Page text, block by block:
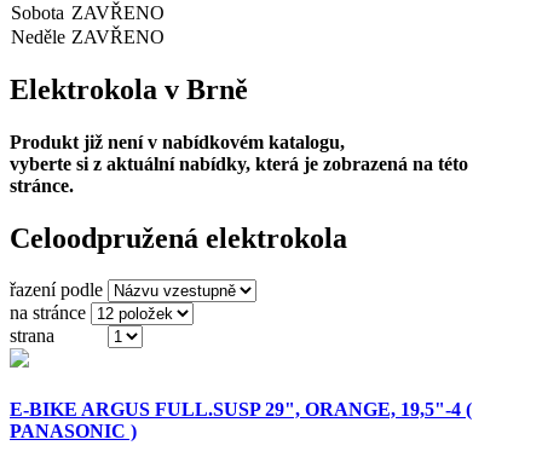
Sobota ZAVŘENO
Neděle ZAVŘENO
Elektrokola v Brně
Produkt již není v nabídkovém katalogu,
vyberte si z aktuální nabídky, která je zobrazená na této
stránce.
Celoodpružená elektrokola
řazení podle
na stránce
strana
E-BIKE ARGUS FULL.SUSP 29", ORANGE, 19,5"-4 (
PANASONIC )